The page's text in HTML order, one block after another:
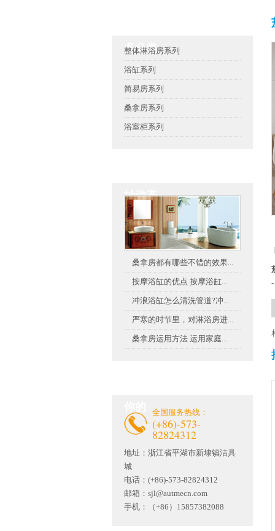
-
多分类
整体淋浴房系列
浴缸系列
简易房系列
桑拿房系列
浴室柜系列
址动态
桑拿房都有哪些不错的效果...
按摩浴缸的优点 按摩浴缸...
冲浪浴缸怎么清洗管道?冲...
严寒的时节里，对淋浴房进...
桑拿房运用方法 运用家庭...
全国服务热线：
(+86)-573-
82824312
地址： 浙江省平湖市新埭镇洁具
城
电话：(+86)-573-82824312
邮箱： sjl@autmecn.com
手机：（+86）15857382088